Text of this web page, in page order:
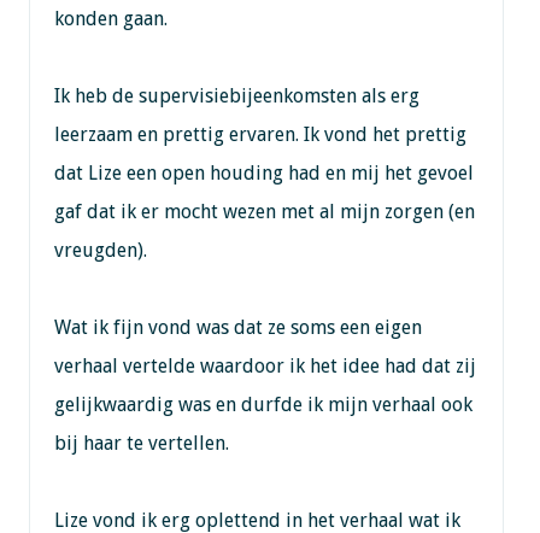
konden gaan.
Ik heb de supervisiebijeenkomsten als erg
leerzaam en prettig ervaren. Ik vond het prettig
dat Lize een open houding had en mij het gevoel
gaf dat ik er mocht wezen met al mijn zorgen (en
vreugden).
Wat ik fijn vond was dat ze soms een eigen
verhaal vertelde waardoor ik het idee had dat zij
gelijkwaardig was en durfde ik mijn verhaal ook
bij haar te vertellen.
Lize vond ik erg oplettend in het verhaal wat ik